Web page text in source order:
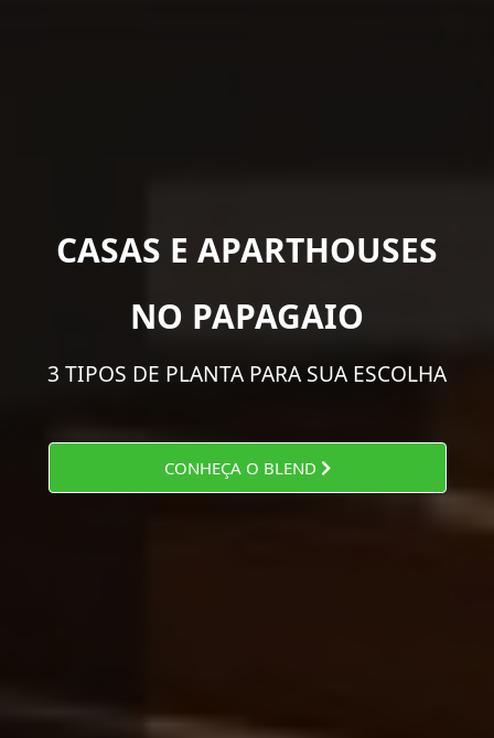
CASAS E APARTHOUSES
NO PAPAGAIO
3 TIPOS DE PLANTA PARA SUA ESCOLHA
CONHEÇA O BLEND